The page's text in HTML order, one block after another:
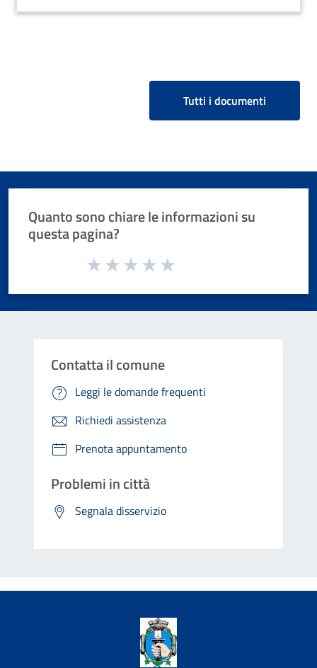
Tutti i documenti
Quanto sono chiare le informazioni su
questa pagina?
Valuta da 1 a 5 stelle la pagina
Contatta il comune
Leggi le domande frequenti
Richiedi assistenza
Prenota appuntamento
Problemi in città
Segnala disservizio